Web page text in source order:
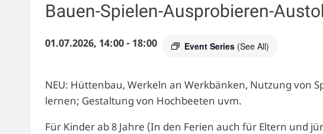
Bauen-Spielen-Ausprobieren-
01.07.2026, 14:00- 18:00 Event Series (See All)
NEU: Hüttenbau, Werkeln an Werkbänken, Nutzung von
lernen; Gestaltung von Hochbeeten uvm.
Für Kinder ab 8 Jahre (In den Ferien auch für Eltern und